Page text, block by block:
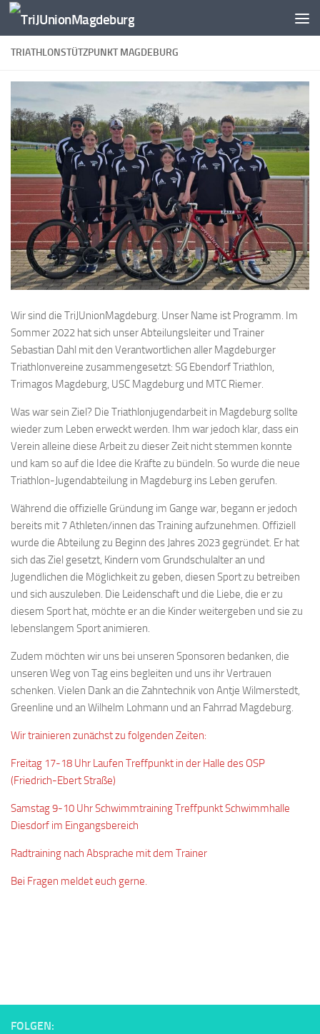
Zum Inhalt springen
TRIATHLONSTÜTZPUNKT MAGDEBURG
Wir sind die TriJUnionMagdeburg. Unser Name ist Programm. Im
Sommer 2022 hat sich unser Abteilungsleiter und Trainer
Sebastian Dahl mit den Verantwortlichen aller Magdeburger
Triathlonvereine zusammengesetzt: SG Ebendorf Triathlon,
Trimagos Magdeburg, USC Magdeburg und MTC Riemer.
Was war sein Ziel? Die Triathlonjugendarbeit in Magdeburg sollte
wieder zum Leben erweckt werden. Ihm war jedoch klar, dass ein
Verein alleine diese Arbeit zu dieser Zeit nicht stemmen konnte
und kam so auf die Idee die Kräfte zu bündeln. So wurde die neue
Triathlon-Jugendabteilung in Magdeburg ins Leben gerufen.
Während die offizielle Gründung im Gange war, begann er jedoch
bereits mit 7 Athleten/innen das Training aufzunehmen. Offiziell
wurde die Abteilung zu Beginn des Jahres 2023 gegründet. Er hat
sich das Ziel gesetzt, Kindern vom Grundschulalter an und
Jugendlichen die Möglichkeit zu geben, diesen Sport zu betreiben
und sich auszuleben. Die Leidenschaft und die Liebe, die er zu
diesem Sport hat, möchte er an die Kinder weitergeben und sie zu
lebenslangem Sport animieren.
Zudem möchten wir uns bei unseren Sponsoren bedanken, die
unseren Weg von Tag eins begleiten und uns ihr Vertrauen
schenken. Vielen Dank an die Zahntechnik von Antje Wilmerstedt,
Greenline und an Wilhelm Lohmann und an Fahrrad Magdeburg.
Wir trainieren zunächst zu folgenden Zeiten:
Freitag 17-18 Uhr Laufen Treffpunkt in der Halle des OSP
(Friedrich-Ebert Straße)
Samstag 9-10 Uhr Schwimmtraining Treffpunkt Schwimmhalle
Diesdorf im Eingangsbereich
Radtraining nach Absprache mit dem Trainer
Bei Fragen meldet euch gerne.
FOLGEN: